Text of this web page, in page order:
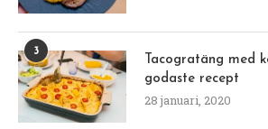
3
Tacogratäng med
godaste recept
28 januari, 2020